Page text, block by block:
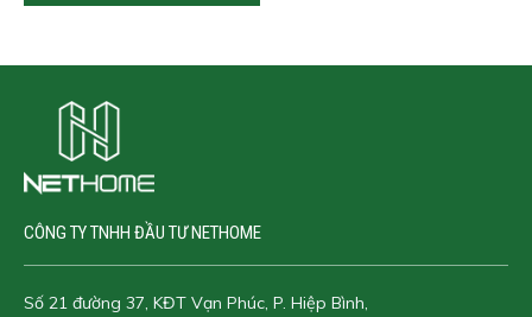
CÔNG TY TNHH ĐẦU TƯ NETHOME
Số 21 đường 37, KĐT Vạn Phúc, P. Hiệp Bình,